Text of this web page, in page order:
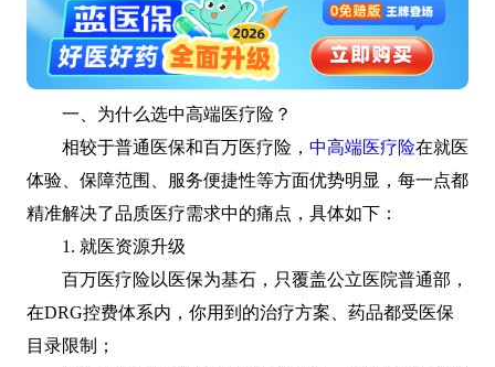
一、为什么选中高端医疗险？
相较于普通医保和百万医疗险， 中高端医疗险在就医
体验、保障范围、服务便捷性等方面优势明显，每一点都
精准解决了品质医疗需求中的痛点，具体如下：
1. 就医资源升级
百万医疗险以医保为基石，只覆盖公立医院普通部，
在DRG控费体系内，你用到的治疗方案、药品都受医保
目录限制；